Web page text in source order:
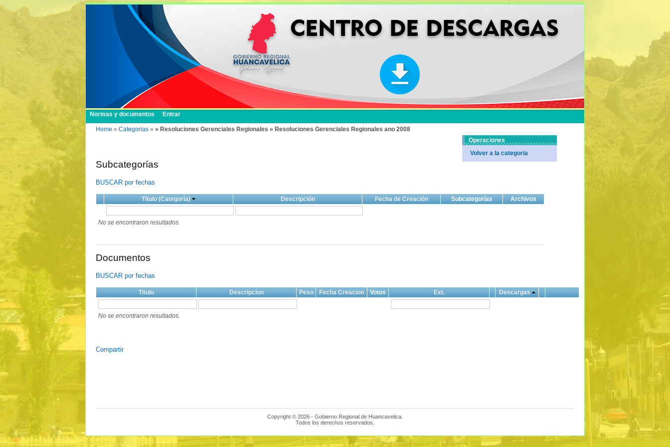
Normas y documentos Entrar
Home » Categorias » » Resoluciones Gerenciales Regionales » Resoluciones Gerenciales Regionales ano 2008
Subcategorías
BUSCAR por fechas
Título (Categoría) Descripción Fecha de Creación Subcategorías Archivos
No se encontraron resultados.
Documentos
BUSCAR por fechas
Titulo Descripcion Peso Fecha Creacion Votos Ext. Descargas
No se encontraron resultados.
Compartir
Operaciones
Volver a la categoria
Copyright © 2026 - Gobierno Regional de Huancavelica.
Todos los derechos reservados.